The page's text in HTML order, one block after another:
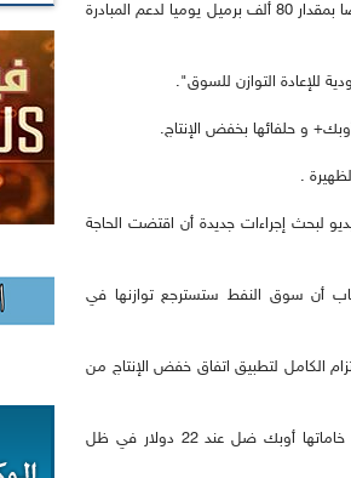
من جانبه, قال وزير البترول الكويتي خالد الفاضل اليوم ان بلاده ستخفض إنتاجها أيضا بمقدار 80 ألف برميل يوميا لدعم المبادرة
للإعادة التوازن للسوق".
و حلفائها بخفض الإنتاج.
يوم 10 جوان المقبل بتقنية الفيديو لبحث إجراءات جديدة أن اقتضت الحاجة
أن سوق النفط ستسترجع توازنها في
الكامل لتطبيق اتفاق خفض الإنتاج من
بالنسبة للأسعار, أفادت منظمة الدول المصدرة للنفط (اوبك) اليوم أن سعر سلة خاماتها أوبك ضل عند 22 دولار في ظل